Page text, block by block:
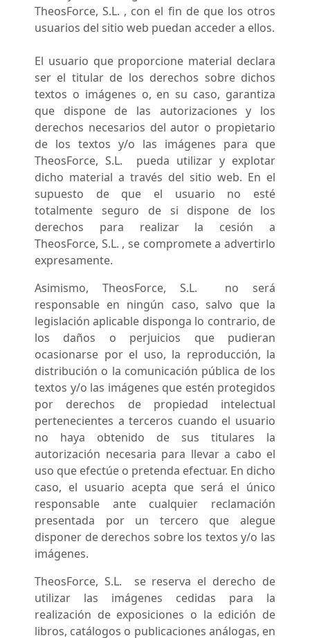
TheosForce, S.L. , con el fin de que los otros
usuarios del sitio web puedan acceder a ellos.
El usuario que proporcione material declara
ser el titular de los derechos sobre dichos
textos o imágenes o, en su caso, garantiza
que dispone de las autorizaciones y los
derechos necesarios del autor o propietario
de los textos y/o las imágenes para que
TheosForce, S.L. pueda utilizar y explotar
dicho material a través del sitio web. En el
supuesto de que el usuario no esté
totalmente seguro de si dispone de los
derechos para realizar la cesión a
TheosForce, S.L. , se compromete a advertirlo
expresamente.
Asimismo, TheosForce, S.L. no será
responsable en ningún caso, salvo que la
legislación aplicable disponga lo contrario, de
los daños o perjuicios que pudieran
ocasionarse por el uso, la reproducción, la
distribución o la comunicación pública de los
textos y/o las imágenes que estén protegidos
por derechos de propiedad intelectual
pertenecientes a terceros cuando el usuario
no haya obtenido de sus titulares la
autorización necesaria para llevar a cabo el
uso que efectúe o pretenda efectuar. En dicho
caso, el usuario acepta que será el único
responsable ante cualquier reclamación
presentada por un tercero que alegue
disponer de derechos sobre los textos y/o las
imágenes.
TheosForce, S.L. se reserva el derecho de
utilizar las imágenes cedidas para la
realización de exposiciones o la edición de
libros, catálogos o publicaciones análogas, en